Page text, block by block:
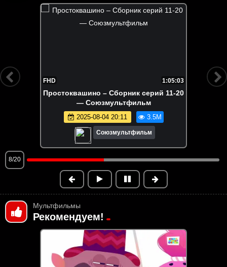
FHD 1:05:03
Простоквашино – Сборник серий 11-20
— Союзмультфильм
2025-08-04 20:11 3.5M
Союзмультфильм
8/20
Мультфильмы
Рекомендуем!